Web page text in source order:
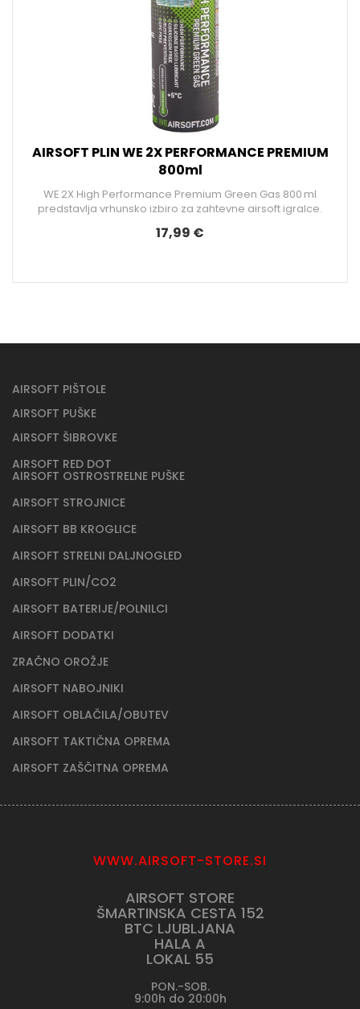
AIRSOFT PLIN WE 2X PERFORMANCE PREMIUM
800ml
WE 2X High Performance Premium Green Gas 800 ml
predstavlja vrhunsko izbiro za zahtevne airsoft igralce.
17,99 €
AIRSOFT PIŠTOLE
AIRSOFT PUŠKE
AIRSOFT ŠIBROVKE
AIRSOFT RED DOT
AIRSOFT OSTROSTRELNE PUŠKE
AIRSOFT STROJNICE
AIRSOFT BB KROGLICE
AIRSOFT STRELNI DALJNOGLED
AIRSOFT PLIN/CO2
AIRSOFT BATERIJE/POLNILCI
AIRSOFT DODATKI
ZRAČNO OROŽJE
AIRSOFT NABOJNIKI
AIRSOFT OBLAČILA/OBUTEV
AIRSOFT TAKTIČNA OPREMA
AIRSOFT ZAŠČITNA OPREMA
WWW.AIRSOFT-STORE.SI
AIRSOFT STORE
ŠMARTINSKA CESTA 152
BTC LJUBLJANA
HALA A
LOKAL 55
PON.-SOB.
9:00h do 20:00h